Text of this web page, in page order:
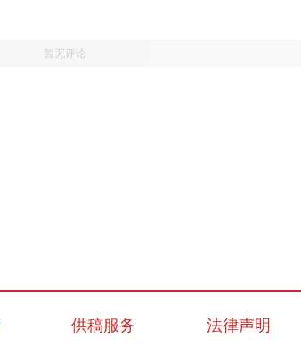
暂无评论
供稿服务 法律声明